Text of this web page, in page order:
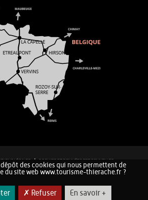
LÉGALES
COOKIES ET DONNÉES PERSONNELLES
des cookies qui nous permettent de
du site web www.tourisme-thierache.fr ?
✗ Refuser En savoir +